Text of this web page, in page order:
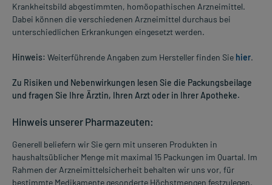
Krankheitsbild abgestimmten, homöopathischen Arzneimittel.
Dabei können die verschiedenen Arzneimittel durchaus bei
unterschiedlichen Erkrankungen eingesetzt werden.
Hinweis: Weiterführende Angaben zum Hersteller finden Sie hier.
Zu Risiken und Nebenwirkungen lesen Sie die Packungsbeilage
und fragen Sie Ihre Ärztin, Ihren Arzt oder in Ihrer Apotheke.
Hinweis unserer Pharmazeuten:
Generell beliefern wir Sie gern mit unseren Produkten in
haushaltsüblicher Menge mit maximal 15 Packungen im Quartal. Im
Rahmen der Arzneimittelsicherheit behalten wir uns vor, für
bestimmte Medikamente gesonderte Höchstmengen festzulegen.